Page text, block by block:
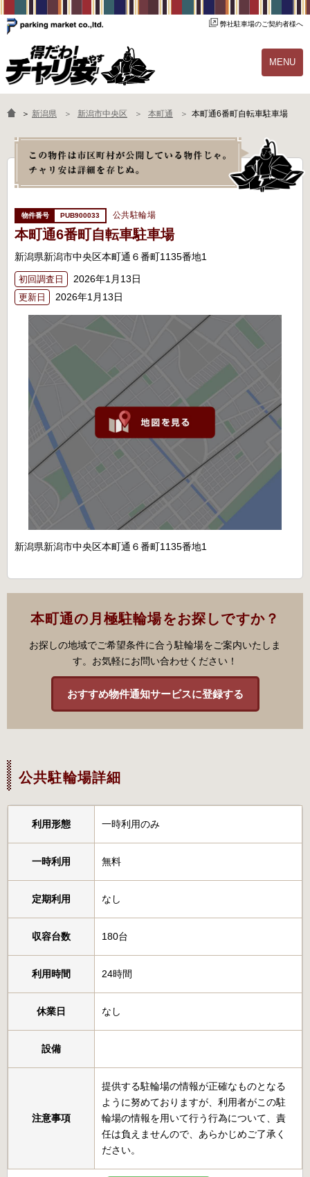
弊社駐車場のご契約者様へ
MENU
物件一覧 ご契約の流れ
よくあるご質問 駐輪場オーナー様へ
＞ 新潟県 新潟市中央区 本町通 本町通6番町自転車駐車場
PUB900033 公共駐輪場
本町通6番町自転車駐車場
新潟県新潟市中央区本町通６番町1135番地1
初回調査日 2026年1月13日
更新日 2026年1月13日
新潟県新潟市中央区本町通６番町1135番地1
本町通の月極駐輪場をお探しですか？
お探しの地域でご希望条件に合う駐輪場をご案内いたしま
す。お気軽にお問い合わせください！
おすすめ物件通知サービスに登録する
公共駐輪場詳細
利用形態 一時利用のみ
一時利用 無料
定期利用 なし
収容台数 180台
利用時間 24時間
休業日 なし
設備
注意事項
提供する駐輪場の情報が正確なものとなる
ように努めておりますが、利用者がこの駐
輪場の情報を用いて行う行為について、責
任は負えませんので、あらかじめご了承く
ださい。